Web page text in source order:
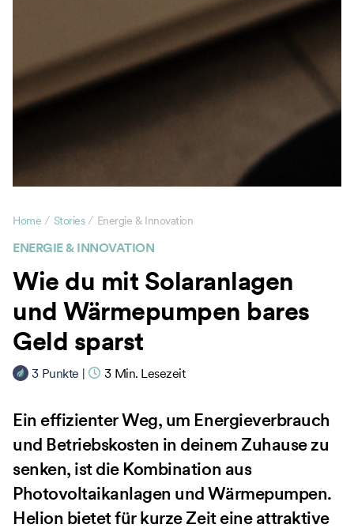
ENERGIE & INNOVATION
Home / Stories / Energie & Innovation
Wie du mit Solaranlagen
und Wärmepumpen bares
Geld sparst
3 Punkte | 3 Min. Lesezeit
Ein effizienter Weg, um Energieverbrauch
und Betriebskosten in deinem Zuhause zu
senken, ist die Kombination aus
Photovoltaikanlagen und Wärmepumpen.
Helion bietet für kurze Zeit eine attraktive